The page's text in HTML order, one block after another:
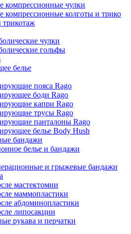
компрессионные чулки
компрессионные колготы и трико
трикотаж
чулки
гольфы
белье
пояса Rago
боди Rago
капри Rago
трусы Rago
панталоны Rago
белье Body Hush
бандажи
белье и бандажи
и грыжевые бандажи
мастектомии
маммопластики
абдоминопластики
липосакции
рукава и перчатки